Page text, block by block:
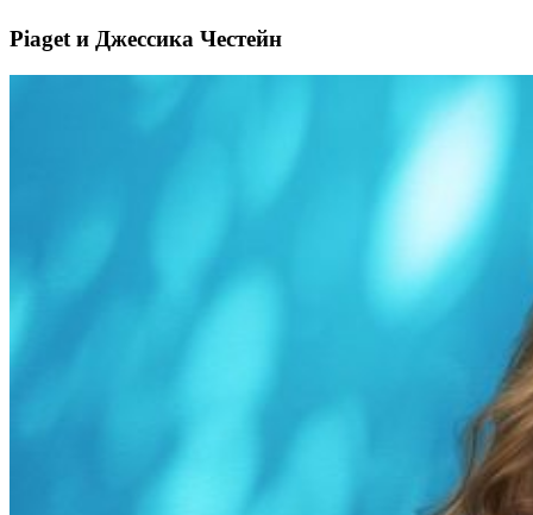
Piaget и Джессика Честейн